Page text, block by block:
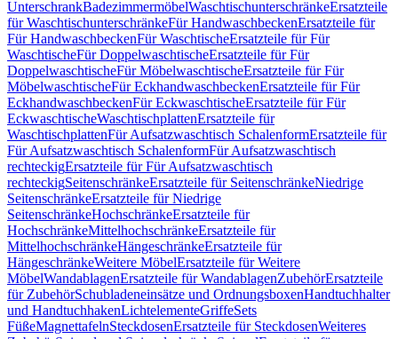
UnterschrankBadezimmermöbelWaschtischunterschränkeErsatzteile
für WaschtischunterschränkeFür HandwaschbeckenErsatzteile für
Für HandwaschbeckenFür WaschtischeErsatzteile für Für
WaschtischeFür DoppelwaschtischeErsatzteile für Für
DoppelwaschtischeFür MöbelwaschtischeErsatzteile für Für
MöbelwaschtischeFür EckhandwaschbeckenErsatzteile für Für
EckhandwaschbeckenFür EckwaschtischeErsatzteile für Für
EckwaschtischeWaschtischplattenErsatzteile für
WaschtischplattenFür Aufsatzwaschtisch SchalenformErsatzteile für
Für Aufsatzwaschtisch SchalenformFür Aufsatzwaschtisch
rechteckigErsatzteile für Für Aufsatzwaschtisch
rechteckigSeitenschränkeErsatzteile für SeitenschränkeNiedrige
SeitenschränkeErsatzteile für Niedrige
SeitenschränkeHochschränkeErsatzteile für
HochschränkeMittelhochschränkeErsatzteile für
MittelhochschränkeHängeschränkeErsatzteile für
HängeschränkeWeitere MöbelErsatzteile für Weitere
MöbelWandablagenErsatzteile für WandablagenZubehörErsatzteile
für ZubehörSchubladeneinsätze und OrdnungsboxenHandtuchhalter
und HandtuchhakenLichtelementeGriffeSets
FüßeMagnettafelnSteckdosenErsatzteile für SteckdosenWeiteres